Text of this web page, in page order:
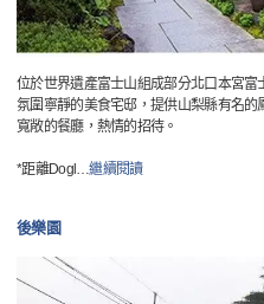
位於世界遺產富士山組成部分北口本宮富
氛圍寧靜的美食宅邸，提供山梨縣有名的
寬敞的餐廳，熱情的招待。
*距離Dogl …繼續閱讀
後樂園